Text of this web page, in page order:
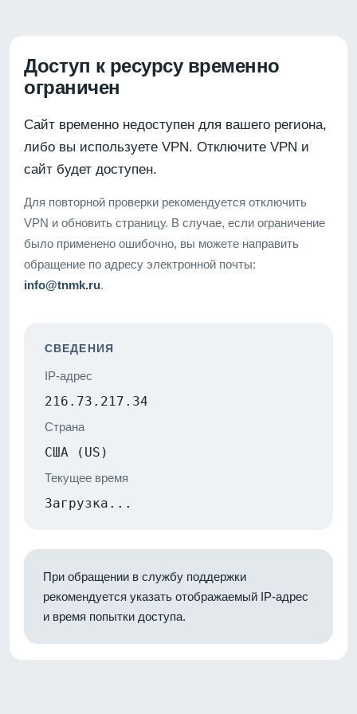
Доступ к ресурсу временно
ограничен
Сайт временно недоступен для вашего региона,
либо вы используете VPN. Отключите VPN и
сайт будет доступен.
Для повторной проверки рекомендуется отключить
VPN и обновить страницу. В случае, если ограничение
было применено ошибочно, вы можете направить
обращение по адресу электронной почты:
info@tnmk.ru.
СВЕДЕНИЯ
IP-адрес
216.73.217.34
Страна
США (US)
Текущее время
Загрузка...
При обращении в службу поддержки
рекомендуется указать отображаемый IP-адрес
и время попытки доступа.